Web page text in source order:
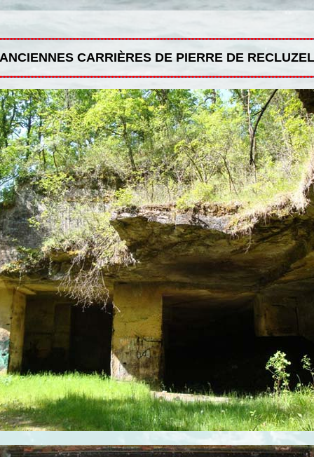
ANCIENNES CARRIÈRES DE PIERRE DE RECLUZEL